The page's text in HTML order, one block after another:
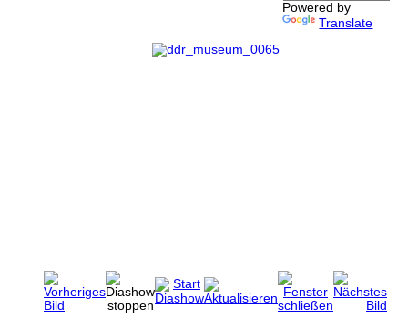
Powered by
Translate